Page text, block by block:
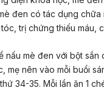
đen có tác dụng
trị chứng thiếu máu,
nấu mè đen với bột
mẹ nên vào mỗi buổi
34-35. Mỗi lần ăn 1